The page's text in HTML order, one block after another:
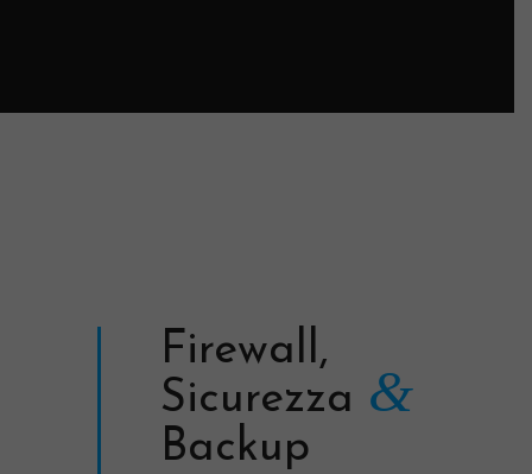
Firewall,
Sicurezza &
Backup